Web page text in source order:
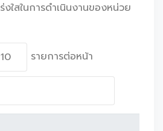
ใสในการดำเนินงานของหน่วย
รายการต่อหน้า